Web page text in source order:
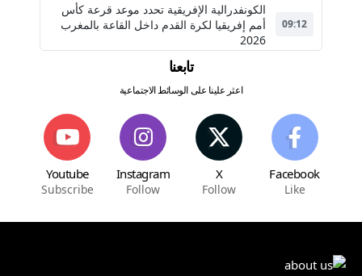
09:12
الكونفدرالية الإفريقية تحدد موعد قرعة كأس
أمم إفريقيا لكرة القدم داخل القاعة بالمغرب
2026
تابعنا
اعثر علينا على الوسائط الاجتماعية
Facebook
Like
X
Follow
Instagram
Follow
Youtube
Subscribe